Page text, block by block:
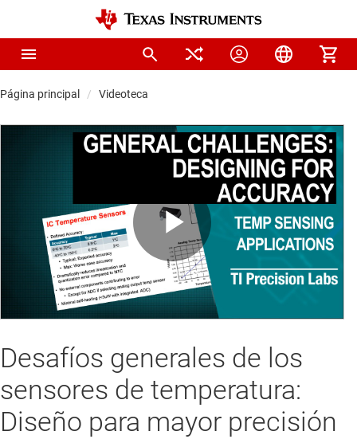
Página principal Videoteca
Play
Video
Desafíos generales de los
sensores de temperatura:
Diseño para mayor precisión